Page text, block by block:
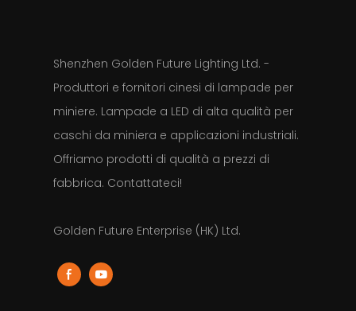
Shenzhen Golden Future Lighting Ltd. -
Produttori e fornitori cinesi di lampade per
miniere. Lampade a LED di alta qualità per
caschi da miniera e applicazioni industriali.
Offriamo prodotti di qualità a prezzi di
fabbrica. Contattateci!
Golden Future Enterprise (HK) Ltd.